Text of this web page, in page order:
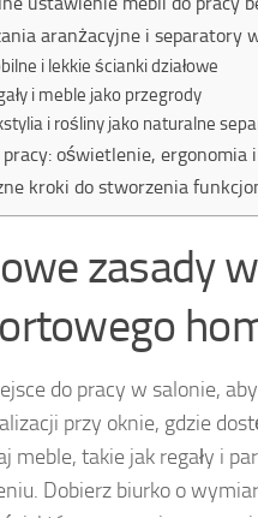
aranżacyjne i separatory
i lekkie ścianki działowe
i meble jako przegrody
i rośliny jako naturalne
oświetlenie,
kroki do stworzenia
zasady
do pracy w salonie,
przy oknie, gdzie
meble, takie jak regały i
Dobierz biurko o